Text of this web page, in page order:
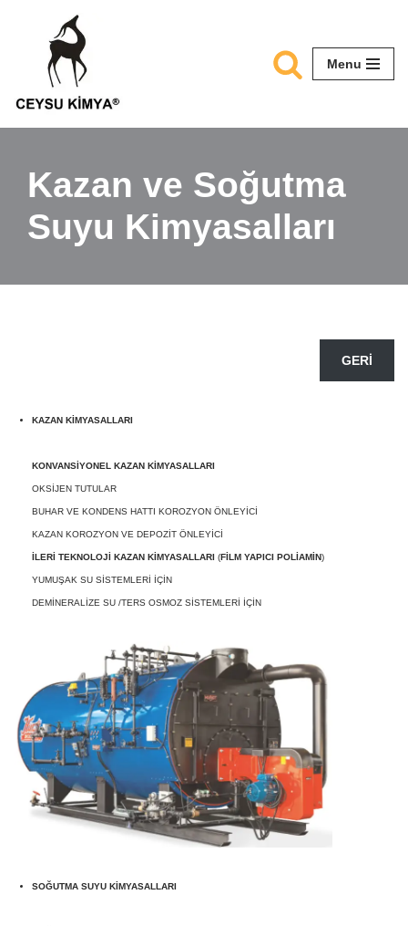
Menu
Kazan ve Soğutma
Suyu Kimyasalları
GERİ
KAZAN KİMYASALLARI
KONVANSİYONEL KAZAN KİMYASALLARI
OKSİJEN TUTULAR
BUHAR VE KONDENS HATTI KOROZYON ÖNLEYİCİ
KAZAN KOROZYON VE DEPOZİT ÖNLEYİCİ
İLERİ TEKNOLOJİ KAZAN KİMYASALLARI (FİLM YAPICI POLİAMİN)
YUMUŞAK SU SİSTEMLERİ İÇİN
DEMİNERALİZE SU /TERS OSMOZ SİSTEMLERİ İÇİN
SOĞUTMA SUYU KİMYASALLARI